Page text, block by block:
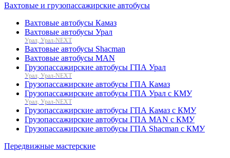
Вахтовые и грузопассажирские автобусы
Вахтовые автобусы Камаз
Вахтовые автобусы Урал
Урал, Урал-NEXT
Вахтовые автобусы Shacman
Вахтовые автобусы MAN
Грузопассажирские автобусы ГПА Урал
Урал, Урал-NEXT
Грузопассажирские автобусы ГПА Камаз
Грузопассажирские автобусы ГПА Урал с КМУ
Урал, Урал-NEXT
Грузопассажирские автобусы ГПА Камаз с КМУ
Грузопассажирские автобусы ГПА MAN с КМУ
Грузопассажирские автобусы ГПА Shacman с КМУ
Передвижные мастерские